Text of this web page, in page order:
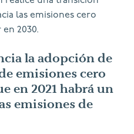
las emisiones cero
2030.
la adopción de
emisiones cero
en 2021 habrá un
emisiones de